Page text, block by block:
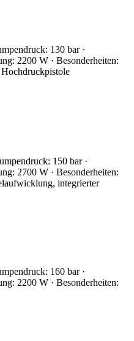
130 bar ·
2200 W · Besonderheiten:
150 bar ·
2700 W · Besonderheiten:
integrierter
160 bar ·
2200 W · Besonderheiten: